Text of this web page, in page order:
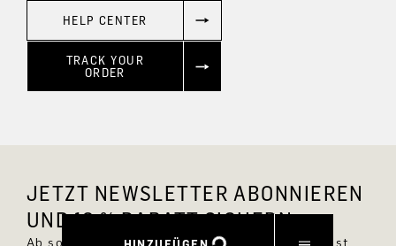
HELP CENTER
TRACK YOUR
ORDER
JETZT NEWSLETTER ABONNIEREN
UND 10 % RABATT SICHERN.